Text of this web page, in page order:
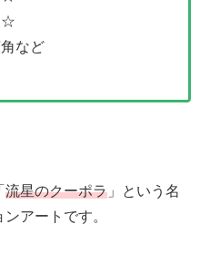
など
流星のクーポラ 」という名
アートです。